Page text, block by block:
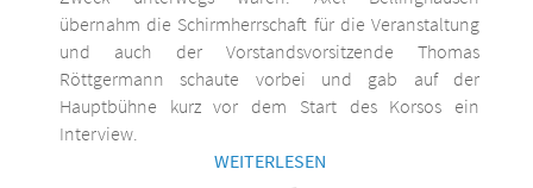
übernahm die Schirmherrschaft für die Veranstaltung
und auch der Vorstandsvorsitzende Thomas
Röttgermann schaute vorbei und gab auf der
Hauptbühne kurz vor dem Start des Korsos ein
Interview.
WEITERLESEN